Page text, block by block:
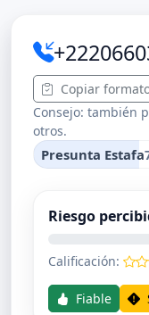
Copiar
Consejo: también
otros.
Presunta Estafa
Riesgo
Calificación:
Fiable